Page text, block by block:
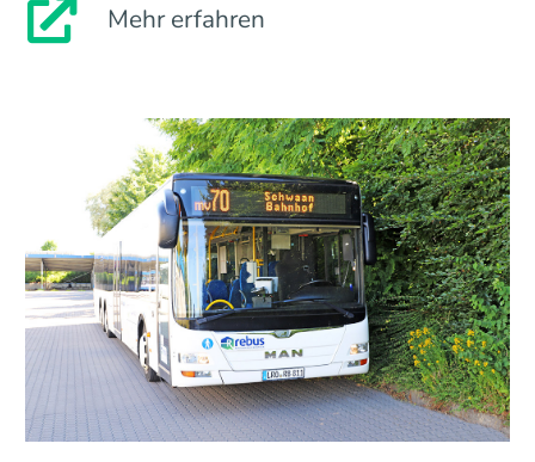
Mehr erfahren